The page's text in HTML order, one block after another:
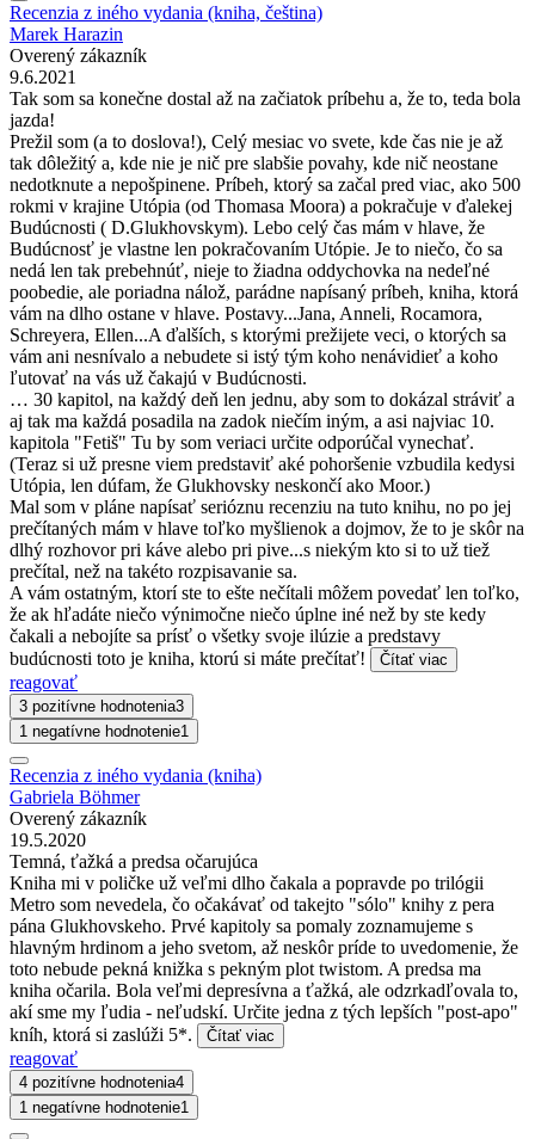
Recenzia z iného vydania (kniha, čeština)
Marek Harazin
Overený zákazník
9.6.2021
Tak som sa konečne dostal až na začiatok príbehu a, že to, teda bola
jazda!
Prežil som (a to doslova!), Celý mesiac vo svete, kde čas nie je až
tak dôležitý a, kde nie je nič pre slabšie povahy, kde nič neostane
nedotknute a nepošpinene. Príbeh, ktorý sa začal pred viac, ako 500
rokmi v krajine Utópia (od Thomasa Moora) a pokračuje v ďalekej
Budúcnosti ( D.Glukhovskym). Lebo celý čas mám v hlave, že
Budúcnosť je vlastne len pokračovaním Utópie. Je to niečo, čo sa
nedá len tak prebehnúť, nieje to žiadna oddychovka na nedeľné
poobedie, ale poriadna nálož, parádne napísaný príbeh, kniha, ktorá
vám na dlho ostane v hlave. Postavy...Jana, Anneli, Rocamora,
Schreyera, Ellen...A ďalších, s ktorými prežijete veci, o ktorých sa
vám ani nesnívalo a nebudete si istý tým koho nenávidieť a koho
ľutovať na vás už čakajú v Budúcnosti.
… 30 kapitol, na každý deň len jednu, aby som to dokázal stráviť a
aj tak ma každá posadila na zadok niečím iným, a asi najviac 10.
kapitola "Fetiš" Tu by som veriaci určite odporúčal vynechať.
(Teraz si už presne viem predstaviť aké pohoršenie vzbudila kedysi
Utópia, len dúfam, že Glukhovsky neskončí ako Moor.)
Mal som v pláne napísať serióznu recenziu na tuto knihu, no po jej
prečítaných mám v hlave toľko myšlienok a dojmov, že to je skôr na
dlhý rozhovor pri káve alebo pri pive...s niekým kto si to už tiež
prečítal, než na takéto rozpisavanie sa.
A vám ostatným, ktorí ste to ešte nečítali môžem povedať len toľko,
že ak hľadáte niečo výnimočne niečo úplne iné než by ste kedy
čakali a nebojíte sa prísť o všetky svoje ilúzie a predstavy
budúcnosti toto je kniha, ktorú si máte prečítať!
Čítať viac
reagovať
3 pozitívne hodnotenia3
1 negatívne hodnotenie1
Recenzia z iného vydania (kniha)
Gabriela Böhmer
Overený zákazník
19.5.2020
Temná, ťažká a predsa očarujúca
Kniha mi v poličke už veľmi dlho čakala a popravde po trilógii
Metro som nevedela, čo očakávať od takejto "sólo" knihy z pera
pána Glukhovskeho. Prvé kapitoly sa pomaly zoznamujeme s
hlavným hrdinom a jeho svetom, až neskôr príde to uvedomenie, že
toto nebude pekná knižka s pekným plot twistom. A predsa ma
kniha očarila. Bola veľmi depresívna a ťažká, ale odzrkadľovala to,
akí sme my ľudia - neľudskí. Určite jedna z tých lepších "post-apo"
kníh, ktorá si zaslúži 5*.
Čítať viac
reagovať
4 pozitívne hodnotenia4
1 negatívne hodnotenie1